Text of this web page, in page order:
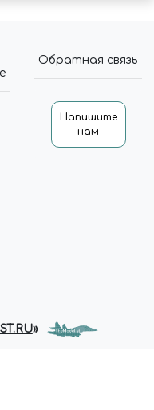
Обратная связь
Напишите
нам
»